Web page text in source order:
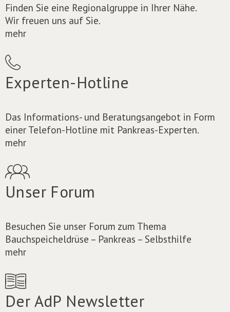
Finden Sie eine Regionalgruppe in Ihrer Nähe.
Wir freuen uns auf Sie.
mehr
Experten-Hotline
Das Informations- und Beratungsangebot in Form
einer Telefon-Hotline mit Pankreas-Experten.
mehr
Unser Forum
Besuchen Sie unser Forum zum Thema
Bauchspeicheldrüse – Pankreas – Selbsthilfe
mehr
Der AdP Newsletter